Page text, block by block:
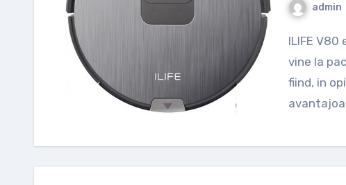
admin
ILIFE V80 este un robot de aspirare deosebit, care
vine la
fiind, in